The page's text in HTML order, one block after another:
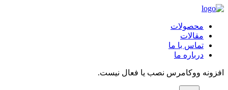
محصولات
مقالات
تماس با ما
درباره ما
افزونه ووکامرس نصب یا فعال نیست.